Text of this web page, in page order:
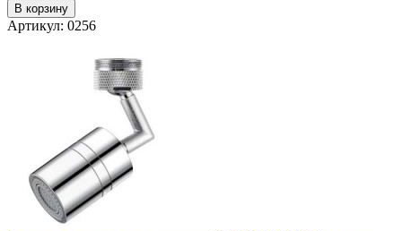
В корзину
Артикул: 0256